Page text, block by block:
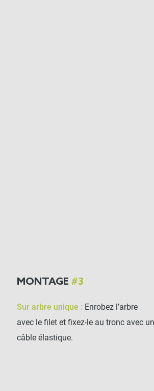
MONTAGE #3
Sur arbre unique : Enrobez l’arbre
avec le filet et fixez-le au tronc avec un
câble élastique.